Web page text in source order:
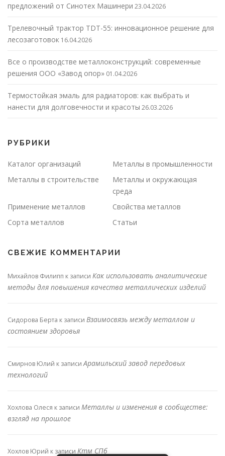
предложений от Синотех Машинери 23.04.2026
Трелевочный трактор TDT-55: инновационное решение для
лесозаготовок 16.04.2026
Все о производстве металлоконструкций: современные
решения ООО «Завод опор» 01.04.2026
Термостойкая эмаль для радиаторов: как выбрать и
нанести для долговечности и красоты 26.03.2026
РУБРИКИ
Каталог организаций
Металлы в промышленности
Металлы в строительстве
Металлы и окружающая
среда
Применение металлов
Свойства металлов
Сорта металлов
Статьи
СВЕЖИЕ КОММЕНТАРИИ
Михайлов Филипп к записи Как использовать аналитические
методы для повышения качества металлических изделий
Сидорова Берта к записи Взаимосвязь между металлом и
состоянием здоровья
Смирнов Юлий к записиАрамильский завод передовых
технологий
Хохлова Олеся к записи Металлы и изменения в сообществе:
взгляд на прошлое
Хохлов Юрий к записи Ктм СПб